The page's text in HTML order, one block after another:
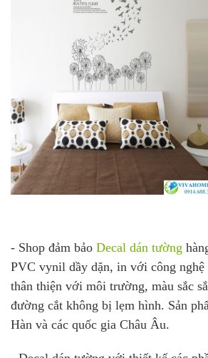
- Shop đảm bảo Decal dán tường
PVC vynil dầy dặn, in với công nghệ
thân thiện với môi trường, màu sắc
đường cắt không bị lẹm hình. Sản
Hàn và các quốc gia Châu Âu.